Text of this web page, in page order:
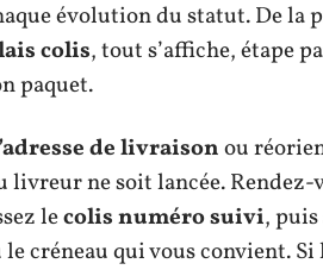
évolution du statut. De la
colis, tout s’affiche, étape
paquet.
de livraisonou
livreur ne soit lancée. Rendez-
lecolis numéro suivi,
créneau qui vous convient. Si